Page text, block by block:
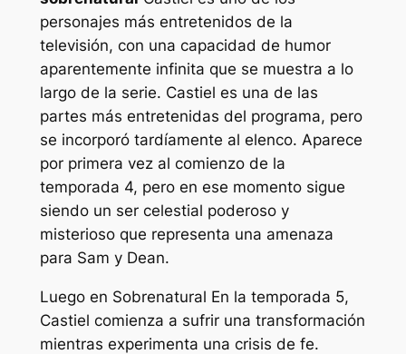
personajes más entretenidos de la
televisión, con una capacidad de humor
aparentemente infinita que se muestra a lo
largo de la serie. Castiel es una de las
partes más entretenidas del programa, pero
se incorporó tardíamente al elenco. Aparece
por primera vez al comienzo de la
temporada 4, pero en ese momento sigue
siendo un ser celestial poderoso y
misterioso que representa una amenaza
para Sam y Dean.
Luego en Sobrenatural En la temporada 5,
Castiel comienza a sufrir una transformación
mientras experimenta una crisis de fe.